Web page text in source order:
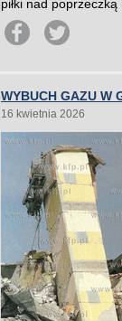
piłki nad poprzeczką
WYBUCH GAZU W
16 kwietnia 2026